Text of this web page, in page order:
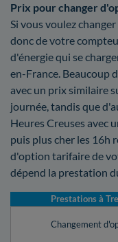
Prix pour changer
Si vous voulez
donc de votre
d'énergie qui se
en-France. Beaucoup
avec un prix similaire
journée, tandis que
Heures Creuses avec
puis plus cher les 16h
d'option tarifaire de
dépend la prestation
Prestations à
Changement